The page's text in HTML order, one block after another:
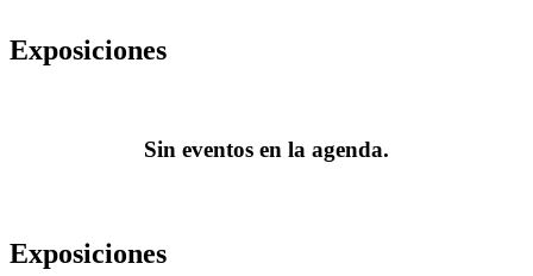
Exposiciones
Sin eventos en la agenda.
Exposiciones